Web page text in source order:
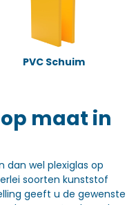
PVC Schuim
maat in
dan wel plexiglas op
soorten kunststof
geeft u de gewenste